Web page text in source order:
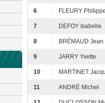
6 FLEURY
7 DEFOY Isabelle
8 BRÉMAUD Jean
9 JARRY Yvette
10 MARTINET
11 ANDRÉ Michel